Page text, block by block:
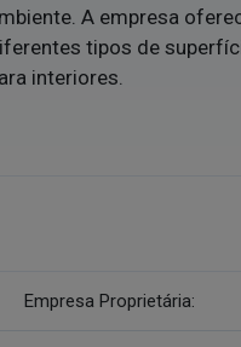
A empresa
tipos de
interiores.
Empresa Proprietária: